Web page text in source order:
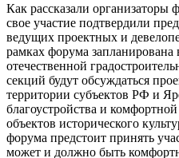
Как рассказали
свое участие подтвердили
ведущих проектных и
рамках форума запланирована
отечественной
секций будут обсуждаться
территории субъектов РФ и
благоустройства и
объектов исторического
форума предстоит принять
может и должно быть